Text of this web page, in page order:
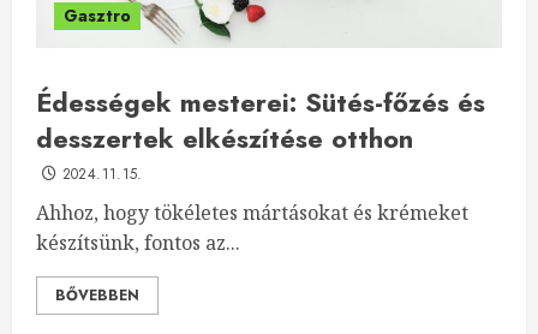
Gasztro
Édességek mesterei: Sütés-főzés és
desszertek elkészítése otthon
2024.11.15.
Ahhoz, hogy tökéletes mártásokat és krémeket
készítsünk, fontos az...
BŐVEBBEN